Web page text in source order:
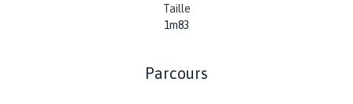
Taille
1m83
Parcours